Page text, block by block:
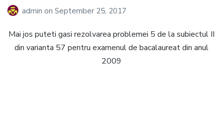
admin on September 25, 2017
Mai jos puteti gasi rezolvarea problemei 5 de la subiectul II
din varianta 57 pentru examenul de bacalaureat din anul
2009